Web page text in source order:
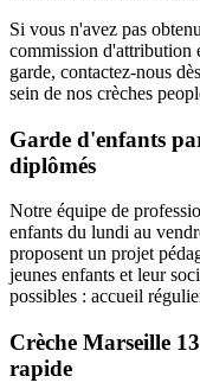
Si vous n'avez pas
commission d'attribution
garde, contactez-nous
sein de nos crèches
Garde d'enfants
diplômés
Notre équipe de
enfants du lundi au
proposent un projet
jeunes enfants et leur
possibles : accueil
Crèche Marseille
rapide